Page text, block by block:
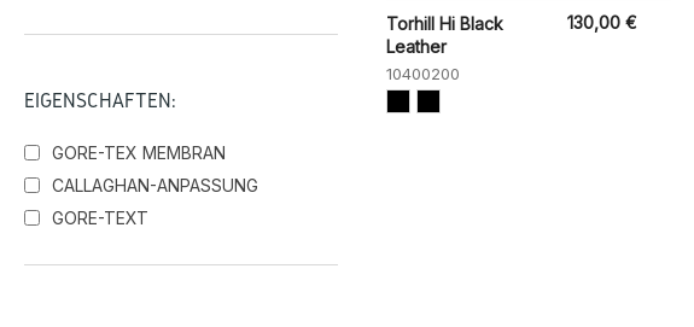
EIGENSCHAFTEN:
GORE-TEX MEMBRAN
CALLAGHAN-ANPASSUNG
GORE-TEXT
Torhill Hi Black
Leather
10400200
130,00 €